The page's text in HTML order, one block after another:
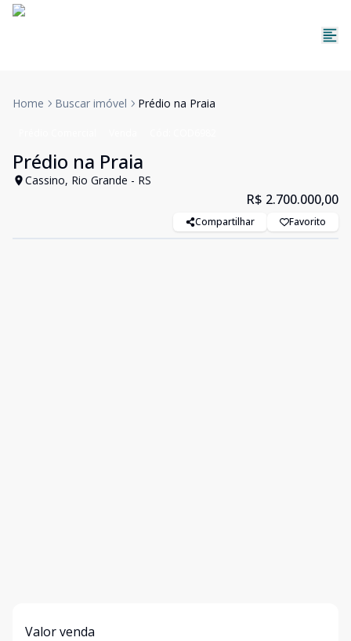
Home Buscar imóvel Prédio na Praia
Prédio na Praia
Cassino, Rio Grande - RS
R$ 2.700.000,00
Compartilhar Favorito
Valor venda